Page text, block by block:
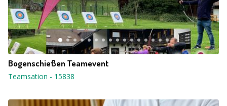
Bogenschießen Teamevent
Teamsation - 15838